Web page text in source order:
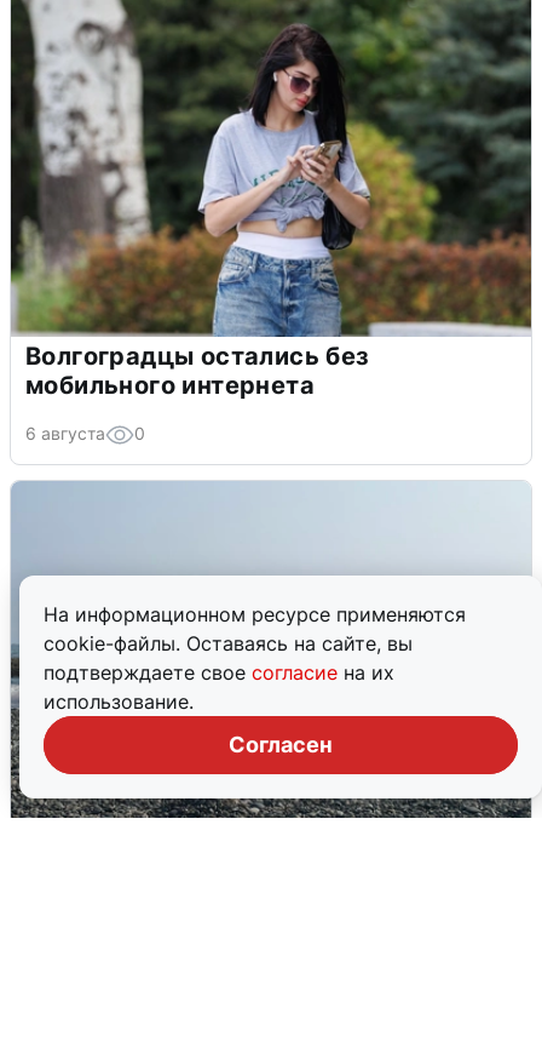
На информационном ресурсе применяются
cookie-файлы. Оставаясь на сайте, вы
подтверждаете свое согласие на их
использование.
Согласен
Волгоградцы остались без
мобильного интернета
6 августа 0